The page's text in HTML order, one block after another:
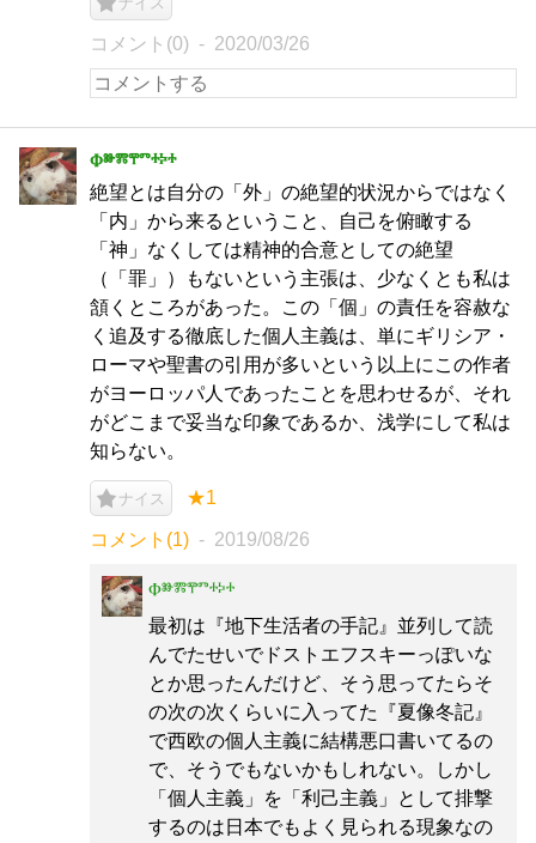
コメント(0) 2020/03/26
Ⱇⱆⰿⰹⱅⰰⰽⰰ
絶望とは自分の「外」の絶望的状況からではなく
「内」から来るということ、自己を俯瞰する
「神」なくしては精神的合意としての絶望
（「罪」）もないという主張は、少なくとも私は
頷くところがあった。この「個」の責任を容赦な
く追及する徹底した個人主義は、単にギリシア・
ローマや聖書の引用が多いという以上にこの作者
がヨーロッパ人であったことを思わせるが、それ
がどこまで妥当な印象であるか、浅学にして私は
知らない。
ナイス ★1
コメント(1) 2019/08/26
Ⱇⱆⰿⰹⱅⰰⰽⰰ
最初は『地下生活者の手記』並列して読
んでたせいでドストエフスキーっぽいな
とか思ったんだけど、そう思ってたらそ
の次の次くらいに入ってた『夏像冬記』
で西欧の個人主義に結構悪口書いてるの
で、そうでもないかもしれない。しかし
「個人主義」を「利己主義」として排撃
するのは日本でもよく見られる現象なの